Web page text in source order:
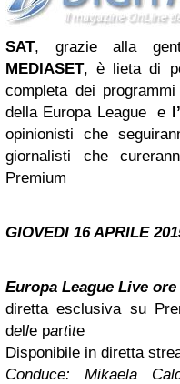
SAT, grazie alla
MEDIASET, è lieta di
completa dei
della Europa League e
opinionisti che
giornalisti che
Premium
GIOVEDI 16 APRILE
Europa League Live ore
diretta esclusiva su
delle partite
Disponibile in diretta
Conduce: Mikaela